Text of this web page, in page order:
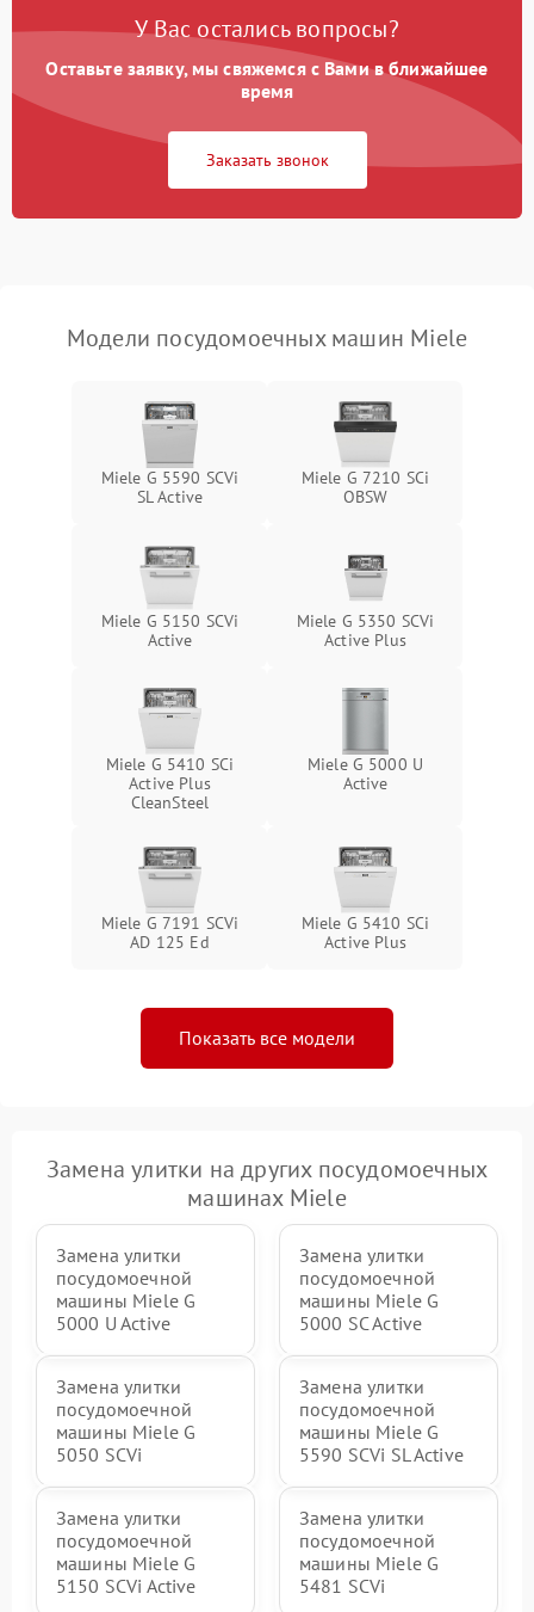
Не работает сушилка 2100 ₽ Подробнее →
Сбои в работе таймера 1700 ₽
У Вас остались вопросы?
Оставьте заявку, мы свяжемся с Вами в ближайшее
время
Заказать звонок
Модели посудомоечных машин Miele
Miele G 5590 SCVi
SL Active
Miele G 7210 SCi
OBSW
Miele G 5150 SCVi
Active
Miele G 5350 SCVi
Active Plus
Miele G 5410 SCi
Active Plus
CleanSteel
Miele G 5000 U
Active
Miele G 7191 SCVi
AD 125 Ed
Miele G 5410 SCi
Active Plus
Показать все модели
Замена улитки на других посудомоечных
машинах Miele
Замена улитки
посудомоечной
машины Miele G
5000 U Active
Замена улитки
посудомоечной
машины Miele G
5000 SC Active
Замена улитки
посудомоечной
машины Miele G
5050 SCVi
Замена улитки
посудомоечной
машины Miele G
5590 SCVi SL Active
Замена улитки
посудомоечной
машины Miele G
5150 SCVi Active
Замена улитки
посудомоечной
машины Miele G
5481 SCVi